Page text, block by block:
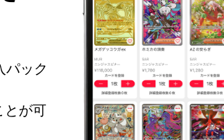
パック
とが可